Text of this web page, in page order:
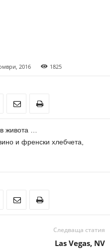
2016 1825
живота …
и френски хлебчета,
Следваща статия
Las Vegas, NV